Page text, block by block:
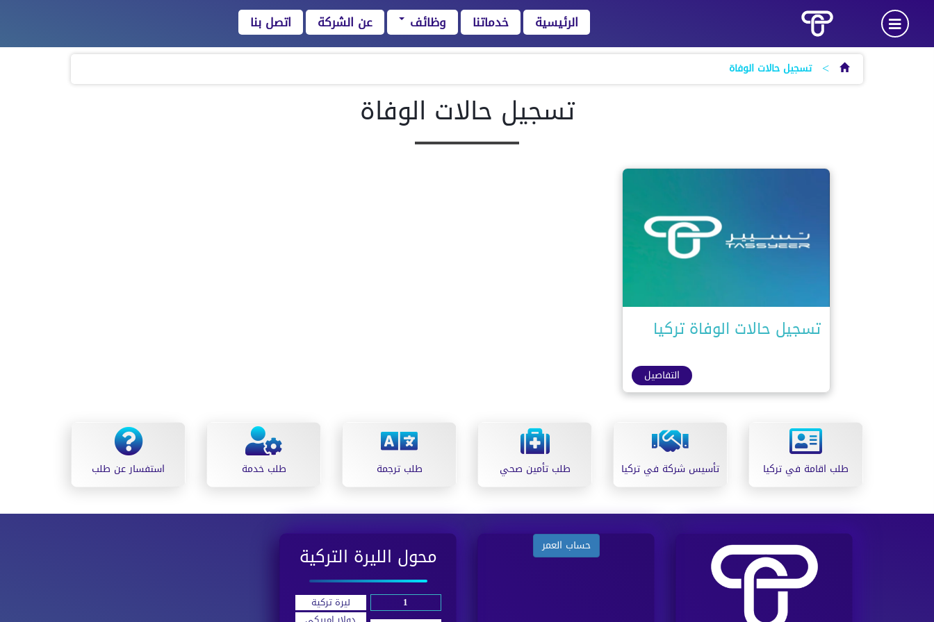
الرئيسية خدماتنا وظائف عن الشركة اتصل بنا
> تسجيل حالات الوفاة
تسجيل حالات الوفاة
تسجيل حالات الوفاة تركيا
التفاصيل
طلب اقامة في تركيا تأسيس شركة في تركيا طلب تأمين صحي طلب ترجمة طلب خدمة استفسار عن طلب
حساب العمر محول الليرة التركية
ليرة تركية